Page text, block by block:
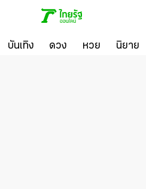
บันเทิง ดวง หวย นิยาย